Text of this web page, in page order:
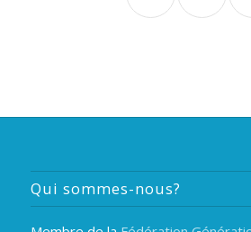
Qui sommes-nous?